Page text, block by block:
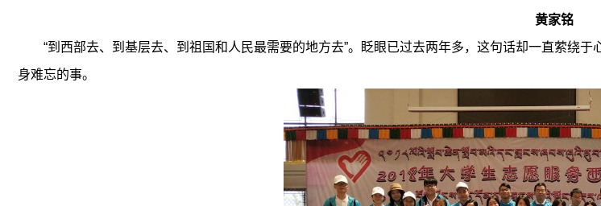
黄家铭
“到西部去、到基层去、到祖国和人民最需要的地方去”。眨眼已过去两年多，这句话却一直萦绕
身难忘的事。